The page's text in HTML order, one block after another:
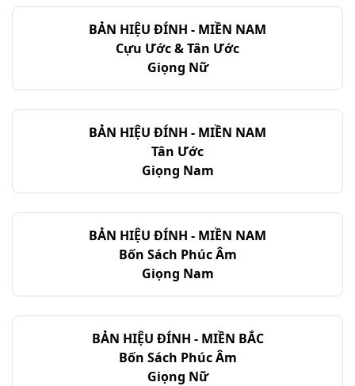
Thi-thiên - Chương 130
Thi-thiên - Chương 131
Thi-thiên - Chương 133
Thi-thiên - Chương 134
Thi-thiên - Chương 135
Thi-thiên - Chương 136
Thi-thiên - Chương 137
Thi-thiên - Chương 138
Thi-thiên - Chương 140
BẢN HIỆU ĐÍNH - MIỀN NAM
Cựu Ước & Tân Ước
Giọng Nữ
BẢN HIỆU ĐÍNH - MIỀN NAM
Tân Ước
Giọng Nam
BẢN HIỆU ĐÍNH - MIỀN NAM
Bốn Sách Phúc Âm
Giọng Nam
BẢN HIỆU ĐÍNH - MIỀN BẮC
Bốn Sách Phúc Âm
Giọng Nữ